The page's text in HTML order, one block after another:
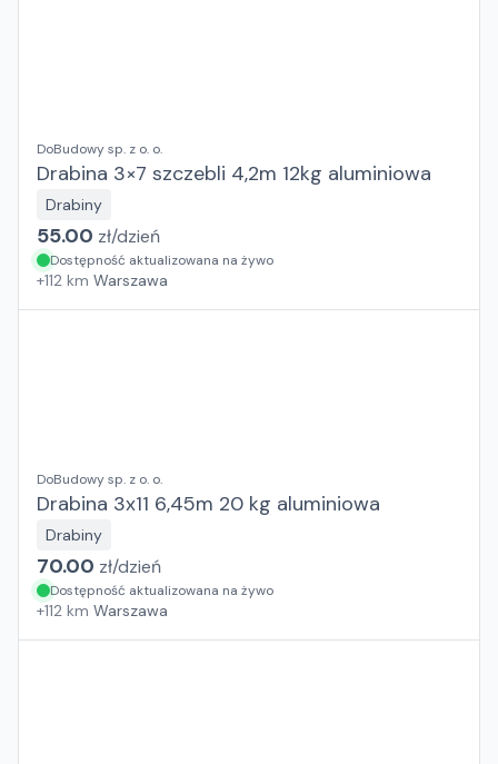
DoBudowy sp. z o. o.
Drabina 3×7 szczebli 4,2m 12kg aluminiowa
Drabiny
55.00 zł/dzień
Dostępność aktualizowana na żywo
+112 km Warszawa
DoBudowy sp. z o. o.
Drabina 3x11 6,45m 20 kg aluminiowa
Drabiny
70.00 zł/dzień
Dostępność aktualizowana na żywo
+112 km Warszawa